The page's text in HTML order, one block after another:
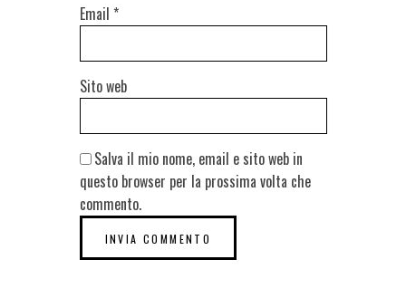
Email *
Sito web
Salva il mio nome, email e sito web in
questo browser per la prossima volta che
commento.